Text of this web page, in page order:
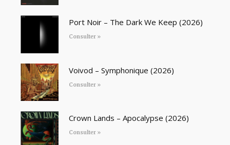
Port Noir – The Dark We Keep (2026)
Consulter »
Voivod – Symphonique (2026)
Consulter »
Crown Lands – Apocalypse (2026)
Consulter »